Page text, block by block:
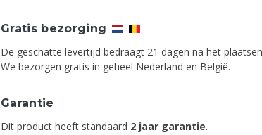
Gratis bezorging
De geschatte levertijd bedraagt 21 dagen na het
We bezorgen gratis in geheel Nederland en België.
Garantie
Dit product heeft standaard 2 jaar garantie.